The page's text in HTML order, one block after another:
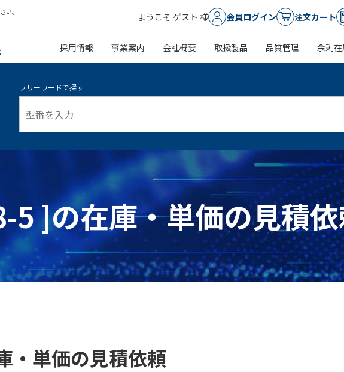
い。 ようこそ ゲスト 様 会員ログイン 注文カート
採用情報 事業案内 会社概要 取扱製品 品質管理 余剰
フリーワードで探す
5 ]の在庫・単価の見積
・単価の見積依頼